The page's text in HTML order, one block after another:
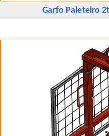
Garfo Paleteiro